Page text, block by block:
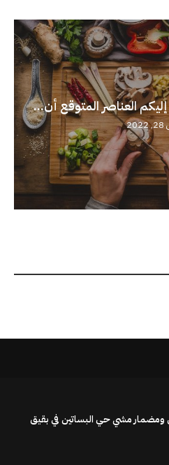
العناصر المتوقع أن...
مشي حي البساتين في بقيق